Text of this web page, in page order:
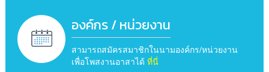
องค์กร / หน่วยงาน
สามารถสมัครสมาชิกในนามองค์กร/หน่วยงาน
เพื่อโพสงานอาสาได้ ที่นี่